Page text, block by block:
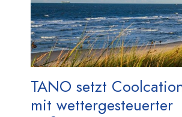
TANO setzt
mit wettergesteuerter